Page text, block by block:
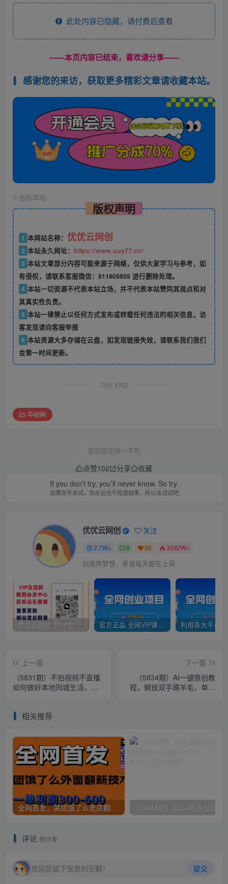
此处内容已隐藏，请付费后查看
------本页内容已结束，喜欢请分享------
感谢您的来访，获取更多精彩文章请收藏本站。
© 版权声明
版权声明
1 本网站名称： 优优云网创
2 本站永久网址： https://www.uuy77.cn/
3 本站文章部分内容可能来源于网络，仅供大家学习与参考，如
有侵权，请联系客服微信：811805855 进行删除处理。
4 本站一切资源不代表本站立场，并不代表本站赞同其观点和对
其真实性负责。
5 本站一律禁止以任何方式发布或转载任何违法的相关信息，访
客发现请向客服举报
6 本站资源大多存储在云盘，如发现链接失效，请联系我们我们
会第一时间更新。
THE END
中创网
喜欢就支持一下吧
点赞102 分享
收藏
If you don’t try, you’ll never know. So try.
如果你不去试，你永远也不知道结果，所以去试试吧
优优云网创 关注
2.7W+ 0 30 3282W+
别放弃梦想，奇迹每天都在上演
优优云网创【VIP会员专属交流群】 官方正品 全网VIP课程 无损下载~
上一篇
（5831期）不拍视频不直播
如何做好本地同城生活，个
下一篇
（5834期）AI一键原创教
程，解放双手薅羊毛，单账
相关推荐
全网首发，美团饿了么老店翻新最新技术，一单利润300-600
评论 抢沙发
欢迎您留下宝贵的见解！ 提交